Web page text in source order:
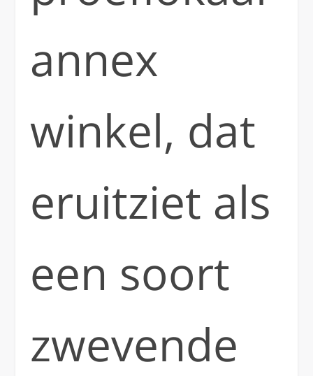
annex
winkel, dat
eruitziet als
een soort
zwevende